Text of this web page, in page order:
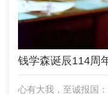
钱学森诞辰114周
心有大我，至诚报国